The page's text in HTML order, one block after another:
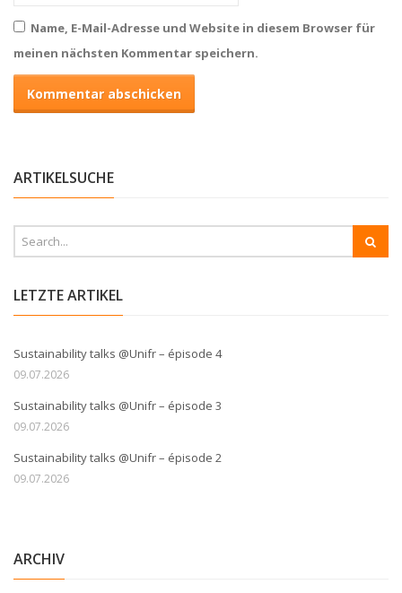
Name, E-Mail-Adresse und Website in diesem Browser für
meinen nächsten Kommentar speichern.
ARTIKELSUCHE
LETZTE ARTIKEL
Sustainability talks @Unifr – épisode 4
09.07.2026
Sustainability talks @Unifr – épisode 3
09.07.2026
Sustainability talks @Unifr – épisode 2
09.07.2026
ARCHIV